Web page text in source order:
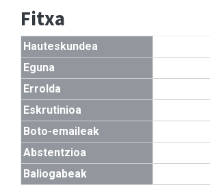
Fitxa
Hauteskundea
Eguna
Errolda
Eskrutinioa
Boto-emaileak
Abstentzioa
Baliogabeak